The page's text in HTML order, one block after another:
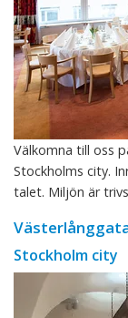
Välkomna till oss
Stockholms city.
talet. Miljön är
Stockholm city